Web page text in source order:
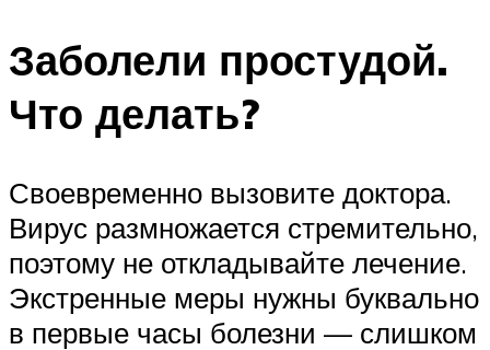
Заболели простудой.
Что делать?
Своевременно вызовите доктора.
Вирус размножается стремительно,
поэтому не откладывайте лечение.
Экстренные меры нужны буквально
в первые часы болезни — слишком